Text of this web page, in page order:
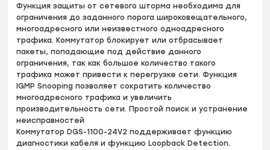
Функция защиты от сетевого шторма необходима для
ограничения до заданного порога широковещательного,
многоадресного или неизвестного одноадресного
трафика. Коммутатор блокирует или отбрасывает
пакеты, попадающие под действие данного
ограничения, так как большое количество такого
трафика может привести к перегрузке сети. Функция
IGMP Snooping позволяет сократить количество
многоадресного трафика и увеличить
производительность сети. Простой поиск и устранение
неисправностей
Коммутатор DGS-1100-24V2 поддерживает функцию
диагностики кабеля и функцию Loopback Detection.